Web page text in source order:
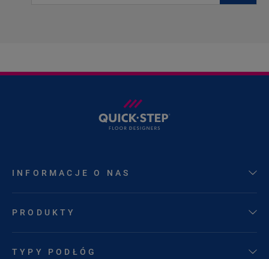
INFORMACJE O NAS
PRODUKTY
TYPY PODŁÓG